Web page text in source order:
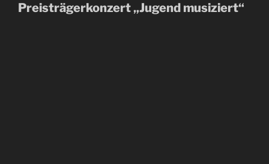
Preisträgerkonzert „Jugend musiziert“